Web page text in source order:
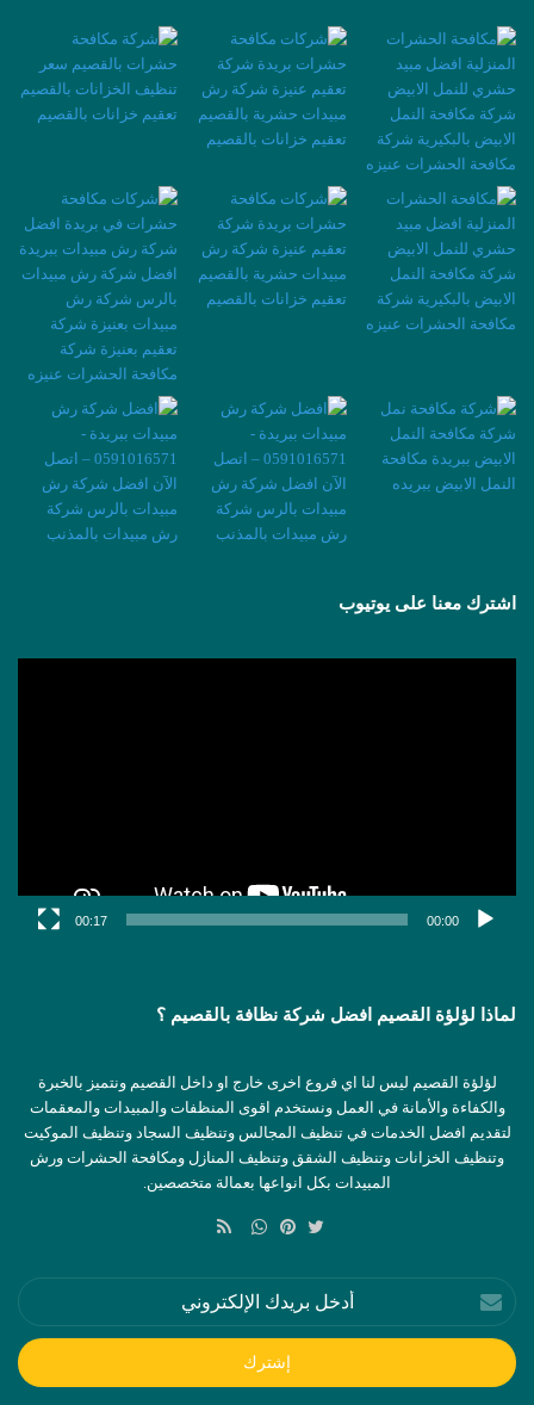
اشترك معنا على يوتيوب
00:00
00:17
لماذا لؤلؤة القصيم افضل شركة نظافة بالقصيم ؟
لؤلؤة القصيم ليس لنا اي فروع اخرى خارج او داخل القصيم ونتميز بالخبرة
والكفاءة والأمانة في العمل ونستخدم اقوى المنظفات والمبيدات والمعقمات
لتقديم افضل الخدمات في تنظيف المجالس وتنظيف السجاد وتنظيف الموكيت
وتنظيف الخزانات وتنظيف الشقق وتنظيف المنازل ومكافحة الحشرات ورش
المبيدات بكل انواعها بعمالة متخصصين.
RSS
أدخل
بريدك
الإلكتروني